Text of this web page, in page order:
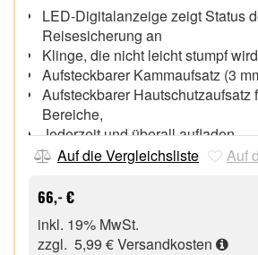
LED-Digitalanzeige zeigt Status
Reisesicherung an
Klinge, die nicht leicht stumpf
Aufsteckbarer Kammaufsatz (3
Aufsteckbarer Hautschutzaufsatz
Bereiche,
Jederzeit und überall aufladen,
Lithium-Ionen-Akku für 120 Min.
Innovative 360-Grad-Klinge,
Rasieren,
Auf die Vergleichsliste Auf
66,- €
inkl. 19% MwSt.
zzgl. 5,99 €Versandkosten